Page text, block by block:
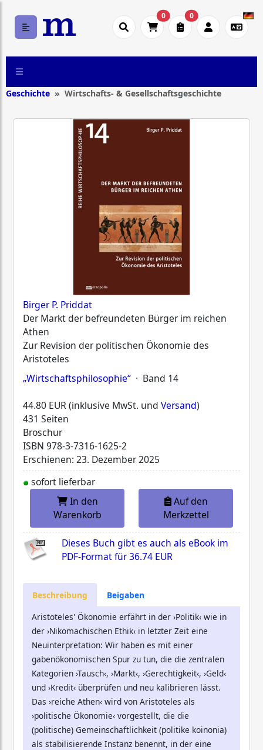
0 0
Geschichte Wirtschafts- & Gesellschaftsgeschichte
Birger P. Priddat
Der Markt der befreundeten Bürger im reichen
Athen
Zur Revision der politischen Ökonomie des
Aristoteles
„Wirtschaftsphilosophie“ · Band 14
44.80 EUR (inklusive MwSt. und Versand)
431 Seiten
Broschur
ISBN 978-3-7316-1625-2
Erschienen: 23. Dezember 2025
sofort lieferbar
In den
Warenkorb
Auf den
Merkzettel
Dieses Buch gibt es auch als eBook im
PDF-Format für36.74 EUR
Beschreibung
Beigaben
Aristoteles' Ökonomie erfährt in der ›Politik‹ wie in
der ›Nikomachischen Ethik‹ in letzter Zeit eine
Neuinterpretation: Wir haben es mit einer
gabenökonomischen Spur zu tun, die die zentralen
Kategorien ›Tausch‹, ›Markt‹, ›Gerechtigkeit‹, ›Geld‹
und ›Kredit‹ überprüfen und neu kalibrieren lässt.
Das ›reiche Athen‹ wird von Aristoteles als
›politische Ökonomie‹ vorgestellt, die die
(politische) Gemeinschaftlichkeit (politike koinonia)
als stabilisierende Instanz benennt, in der eine